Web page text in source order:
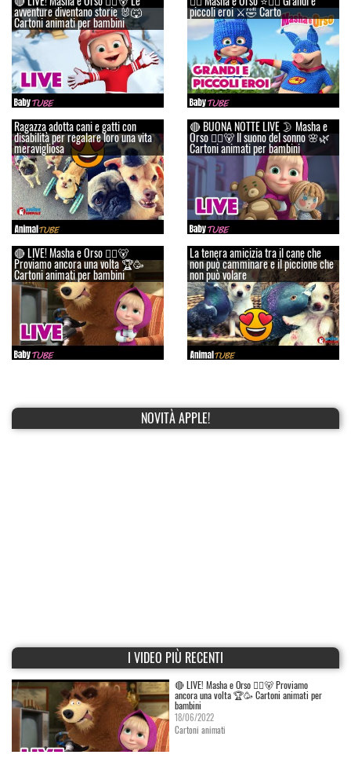
avventure diventano storie 🐰🐺
Cartoni animati per bambini
piccoli eroi ⚔️🤣 Carto
Ragazza adotta cani e gatti con
disabilità per regalare loro una vita
meravigliosa
🔴 BUONA NOTTE LIVE 🌛 Masha e
Orso 👱‍♀️🐻 Il suono del sonno 🌸🌿
Cartoni animati per bambini
🔴 LIVE! Masha e Orso 👱‍♀️🐻
Proviamo ancora una volta 🏆🥳
Cartoni animati per bambini
La tenera amicizia tra il cane che
non può camminare e il piccione che
non può volare
NOVITÀ APPLE!
I VIDEO PIÙ RECENTI
🔴 LIVE! Masha e Orso 👱‍♀️🐻 Proviamo
ancora una volta 🏆🥳 Cartoni animati per
bambini
18/06/2022
Cartoni animati